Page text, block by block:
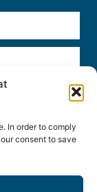
In order to comply
consent to save